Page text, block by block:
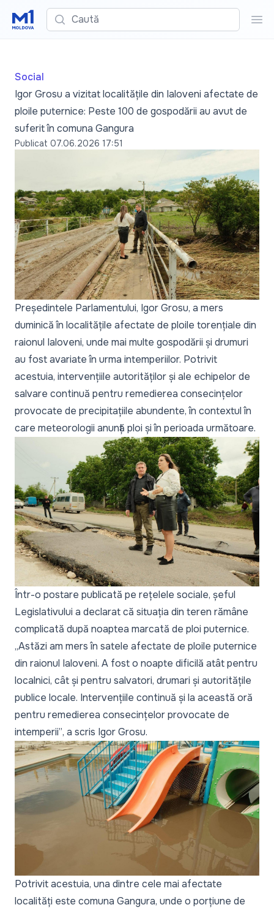
Caută
Social
Igor Grosu a vizitat localitățile din Ialoveni afectate de
ploile puternice: Peste 100 de gospodării au avut de
suferit în comuna Gangura
Publicat 07.06.2026 17:51
Președintele Parlamentului, Igor Grosu, a mers
duminică în localitățile afectate de ploile torențiale din
raionul Ialoveni, unde mai multe gospodării și drumuri
au fost avariate în urma intemperiilor. Potrivit
acestuia, intervențiile autorităților și ale echipelor de
salvare continuă pentru remedierea consecințelor
provocate de precipitațiile abundente, în contextul în
care meteorologii anunță ploi și în perioada următoare.
Într-o postare publicată pe rețelele sociale, șeful
Legislativului a declarat că situația din teren rămâne
complicată după noaptea marcată de ploi puternice.
„Astăzi am mers în satele afectate de ploile puternice
din raionul Ialoveni. A fost o noapte dificilă atât pentru
localnici, cât și pentru salvatori, drumari și autoritățile
publice locale. Intervențiile continuă și la această oră
pentru remedierea consecințelor provocate de
intemperii”, a scris Igor Grosu.
Potrivit acestuia, una dintre cele mai afectate
localități este comuna Gangura, unde o porțiune de